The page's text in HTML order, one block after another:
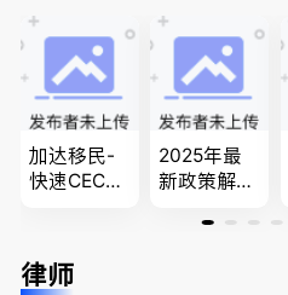
加达移民-
快速CEC&P
民上诉、家
庭团聚，特
2025年最
新政策解
牌顾问为您
律师